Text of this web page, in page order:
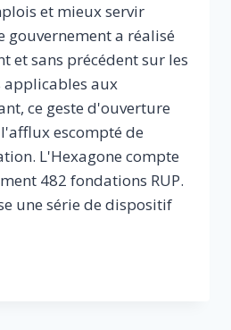
et mieux servir
gouvernement a réalisé
et sans précédent sur les
applicables aux
ce geste d'ouverture
escompté de
L'Hexagone compte
482 fondations RUP.
une série de dispositif